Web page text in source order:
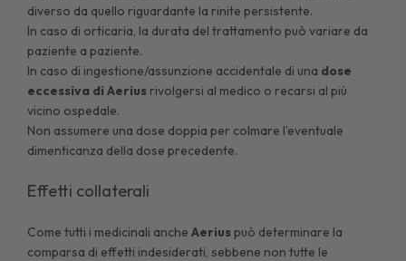
diverso da quello riguardante la rinite persistente.
In caso di orticaria, la durata del trattamento può variare da
paziente a paziente.
In caso di ingestione/assunzione accidentale di una dose
eccessiva di Aerius rivolgersi al medico o recarsi al più
vicino ospedale.
Non assumere una dose doppia per colmare l’eventuale
dimenticanza della dose precedente.
Effetti collaterali
Come tutti i medicinali ancheAeriuspuò determinare la
comparsa di effetti indesiderati, sebbene non tutte le